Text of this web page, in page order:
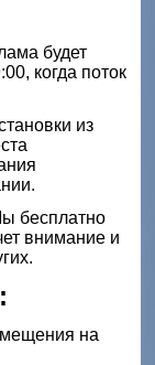
будет
когда поток
из
бесплатно
внимание и
на